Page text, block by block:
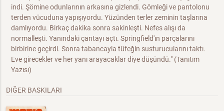
indi. Şömine odunlarının arkasına gizlendi. Gömleği ve pantolonu
terden vücuduna yapışıyordu. Yüzünden terler zeminin taşlarına
damlıyordu. Birkaç dakika sonra sakinleşti. Nefes alışı da
normalleşti. Yanındaki çantayı açtı. Springfield'ın parçalarını
birbirine geçirdi. Sonra tabancayla tüfeğin susturucularını taktı.
Eve girecekler ve her yanı arayacaklar diye düşündü." (Tanıtım
Yazısı)
DIĞER BASKILARI